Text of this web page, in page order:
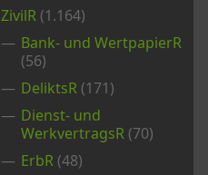
ZivilR (1.164)
Bank- und WertpapierR
(56)
DeliktsR (171)
Dienst- und
WerkvertragsR (70)
ErbR (48)